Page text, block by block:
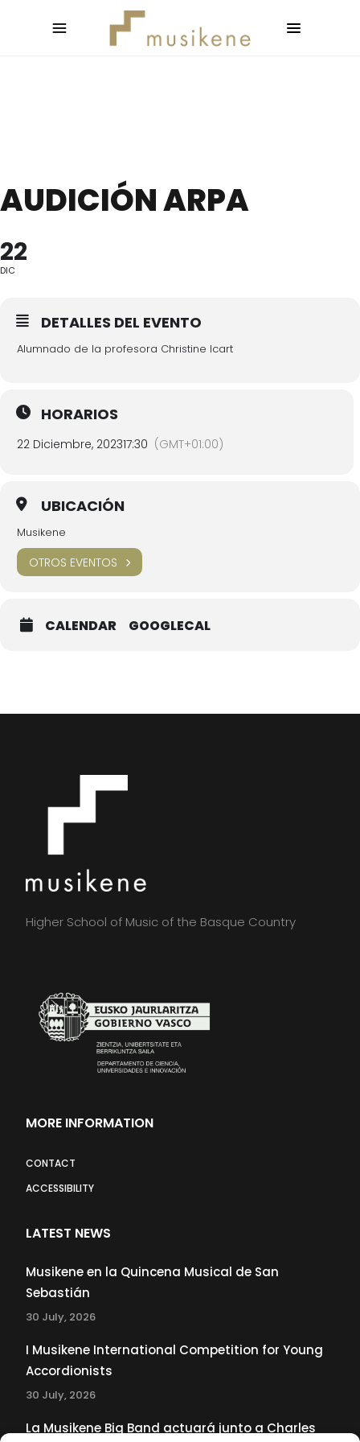
AUDICIÓN ARPA
22
DIC
DETALLES DEL EVENTO
Alumnado de la profesora Christine Icart
HORARIOS
22 Diciembre, 202317:30 (GMT+01:00)
UBICACIÓN
Musikene
OTROS EVENTOS
CALENDAR GOOGLECAL
Higher School of Music of the Basque Country
MORE INFORMATION
CONTACT
ACCESSIBILITY
LATEST NEWS
Musikene en la Quincena Musical de San
Sebastián
30 July, 2026
I Musikene International Competition for Young
Accordionists
30 July, 2026
La Musikene Big Band actuará junto a Charles